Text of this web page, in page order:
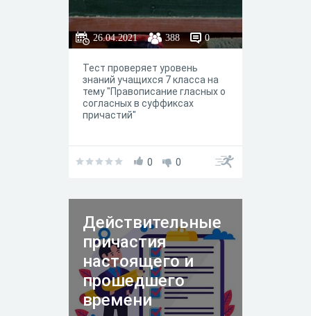
26.04.2021 388 0
Тест проверяет уровень
знаний учащихся 7 класса на
тему "Правописание гласных о
согласных в суффиксах
причастий"
0 0
Действительные
причастия
настоящего и
прошедшего
времени